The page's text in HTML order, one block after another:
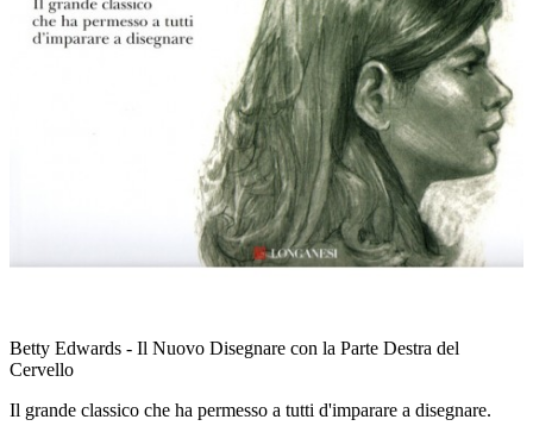
Betty Edwards - Il Nuovo Disegnare con la Parte Destra del
Cervello
Il grande classico che ha permesso a tutti d'imparare a disegnare.